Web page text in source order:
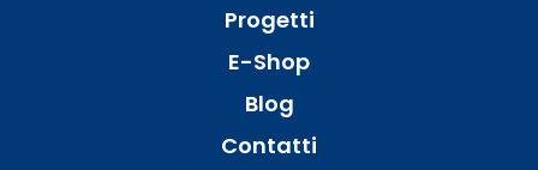
Progetti
E-Shop
Blog
Contatti